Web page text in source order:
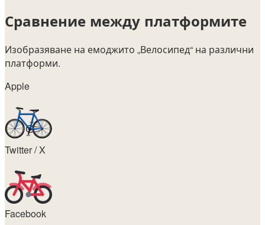
Сравнение между платформите
Изобразяване на емоджито „Велосипед“ на различни
платформи.
Apple
Twitter / X
Facebook